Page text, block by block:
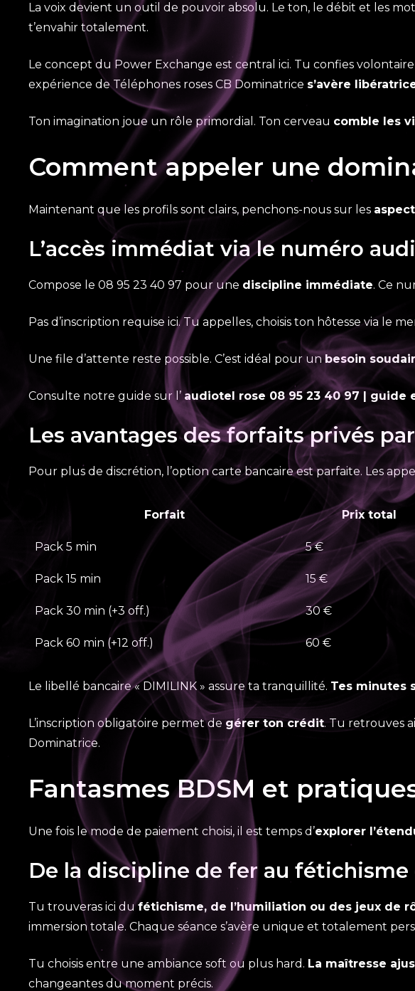
La voix devient un outil de pouvoir absolu. Le ton, le débit et les
t’envahir totalement.
Le concept du Power Exchange est central ici. Tu confies
expérience de Téléphones roses CB Dominatrice s’avère
Ton imagination joue un rôle primordial. Ton cerveau comble les
Comment appeler une
Maintenant que les profils sont clairs, penchons-nous sur les
L’accès immédiat via le numéro
Compose le 08 95 23 40 97 pour une discipline immédiate. Ce
Pas d’inscription requise ici. Tu appelles, choisis ton hôtesse via le
Une file d’attente reste possible. C’est idéal pour unbesoin
Consulte notre guide sur l’audiotel rose 08 95 23 40 97 | guide
Les avantages des forfaits privés
Pour plus de discrétion, l’option carte bancaire est parfaite. Les
Forfait Prix total
Pack 5 min 5 €
Pack 15 min 15 €
Pack 30 min (+3 off.) 30 €
Pack 60 min (+12 off.) 60 €
Le libellé bancaire « DIMILINK » assure ta tranquillité. Tes minutes
L’inscription obligatoire permet degérer ton crédit. Tu retrouves
Dominatrice.
Fantasmes BDSM et
Une fois le mode de paiement choisi, il est temps d’explorer
De la discipline de fer au fétichisme
Tu trouveras ici dufétichisme, de l’humiliation ou des jeux de
immersion totale. Chaque séance s’avère unique et totalement
Tu choisis entre une ambiance soft ou plus hard. La maîtresse
changeantes du moment précis.